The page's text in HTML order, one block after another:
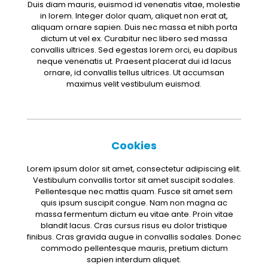
Duis diam mauris, euismod id venenatis vitae, molestie
in lorem. Integer dolor quam, aliquet non erat at,
aliquam ornare sapien. Duis nec massa et nibh porta
dictum ut vel ex. Curabitur nec libero sed massa
convallis ultrices. Sed egestas lorem orci, eu dapibus
neque venenatis ut. Praesent placerat dui id lacus
ornare, id convallis tellus ultrices. Ut accumsan
maximus velit vestibulum euismod.
Cookies
Lorem ipsum dolor sit amet, consectetur adipiscing elit.
Vestibulum convallis tortor sit amet suscipit sodales.
Pellentesque nec mattis quam. Fusce sit amet sem
quis ipsum suscipit congue. Nam non magna ac
massa fermentum dictum eu vitae ante. Proin vitae
blandit lacus. Cras cursus risus eu dolor tristique
finibus. Cras gravida augue in convallis sodales. Donec
commodo pellentesque mauris, pretium dictum
sapien interdum aliquet.